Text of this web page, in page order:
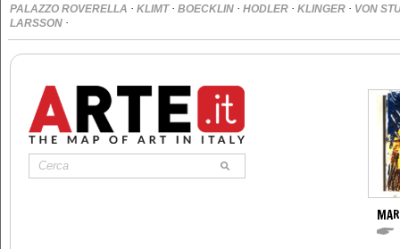
PALAZZO ROVERELLA · KLIMT · BOECKLIN · HODLER · KLINGER · VON
LARSSON ·